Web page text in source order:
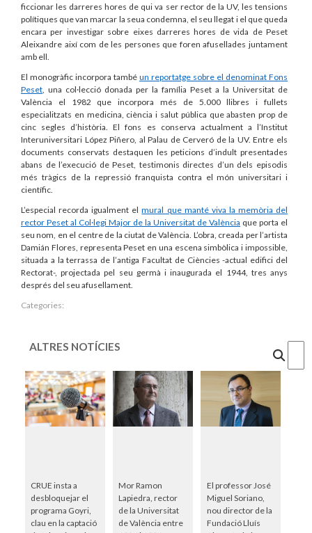
ficcionar les darreres hores de qui va ser rector de la UV, les tensions
polítiques que van marcar la seua condemna, el seu llegat i el que queda
encara per investigar sobre eixes darreres hores de vida de Peset
Aleixandre així com de les persones que foren afusellades juntament
amb ell.
El monogràfic incorpora també un reportatge sobre el denominat Fons
Peset , una col·lecció donada per la família Peset a la Universitat de
València el 1982 que incorpora més de 5.000 llibres i fullets
especialitzats en medicina, ciència i salut pública que abasten prop de
cinc segles d’història. El fons es conserva actualment a l’Institut
Interuniversitari López Piñero, al Palau de Cerveró de la UV. Entre els
documents conservats destaquen les peticions d’indult presentades
abans de l’execució de Peset, testimonis directes d’un dels episodis
més tràgics de la repressió franquista contra el món universitari i
científic.
L’especial recorda igualment elmural que manté viva la memòria del
rector Peset al Col·legi Major de la Universitat de València que porta el
seu nom, en el centre de la ciutat de València. L’obra, creada per l’artista
Damián Flores, representa Peset en una escena simbòlica i impossible,
situada a la terrassa de l’antiga Facultat de Ciències -actual edifici del
Rectorat-, projectada pel seu germà i inaugurada el 1944, tres anys
després del seu afusellament.
Categories:
ALTRES NOTÍCIES
CRUE insta a
desbloquejar el
programa Goyri,
clau en la captació
Mor Ramon
Lapiedra, rector
de la Universitat
de València entre
El professor José
Miguel Soriano,
nou director de la
Fundació Lluís